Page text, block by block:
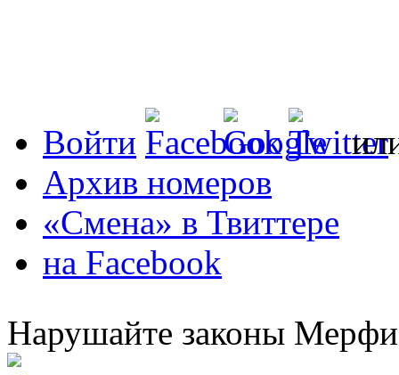
Войти
Архив номеров
«Смена» в Твиттере
на Facebook
Нарушайте законы Мерфи